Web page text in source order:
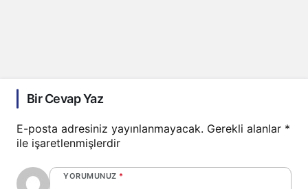
Bir Cevap Yaz
E-posta adresiniz yayınlanmayacak. Gerekli alanlar *
ile işaretlenmişlerdir
YORUMUNUZ *